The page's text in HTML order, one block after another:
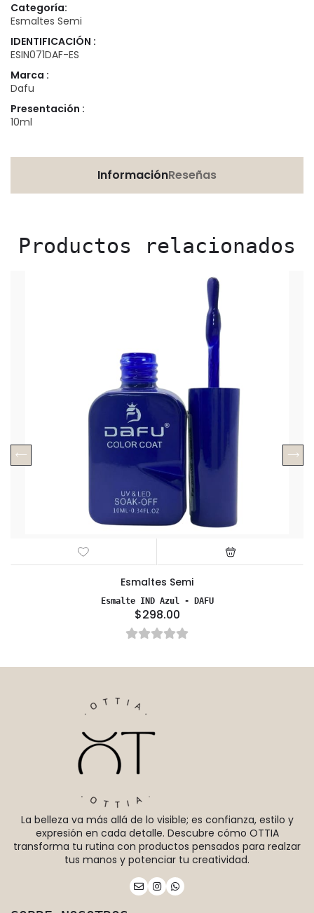
Categoría:
Esmaltes Semi
IDENTIFICACIÓN :
ESIN071DAF-ES
Marca :
Dafu
Presentación :
10ml
InformaciónReseñas
Productos relacionados
Esmaltes Semi
Esmalte IND Azul - DAFU
$298.00
La belleza va más allá de lo visible; es confianza, estilo y
expresión en cada detalle. Descubre cómo OTTIA
transforma tu rutina con productos pensados para realzar
tus manos y potenciar tu creatividad.